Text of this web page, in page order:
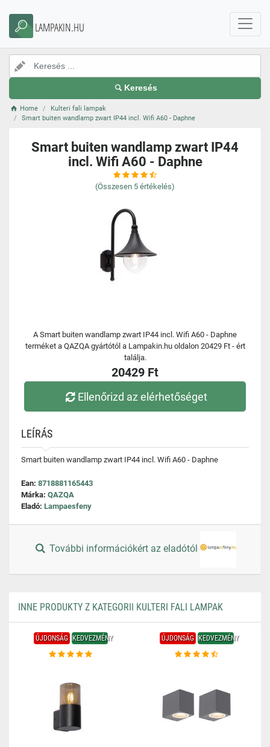
LAMPAKIN.HU
Keresés
Home
Kulteri fali lampak
Smart buiten wandlamp zwart IP44 incl. Wifi A60 - Daphne
Smart buiten wandlamp zwart IP44
incl. Wifi A60 - Daphne
(Összesen 5 értékelés)
A Smart buiten wandlamp zwart IP44 incl. Wifi A60 - Daphne
terméket a QAZQA gyártótól a Lampakin.hu oldalon 20429 Ft - ért
találja.
20429 Ft
Ellenőrizd az elérhetőséget
LEÍRÁS
Smart buiten wandlamp zwart IP44 incl. Wifi A60 - Daphne
Ean: 8718881165443
Márka: QAZQA
Eladó: Lampaesfeny
További információkért az eladótól
INNE PRODUKTY Z KATEGORII KULTERI FALI LAMPAK
ÚJDONSÁG KEDVEZMÉNY ÚJDONSÁG KEDVEZMÉNY